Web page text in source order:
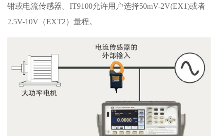
钳或电流传感器。IT9100允许用户选择50mV-2V(EX1)或者
2.5V-10V（EXT2）量程。